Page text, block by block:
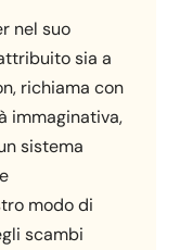
nel suo
sia a
richiama con
immaginativa,
sistema
modo di
scambi